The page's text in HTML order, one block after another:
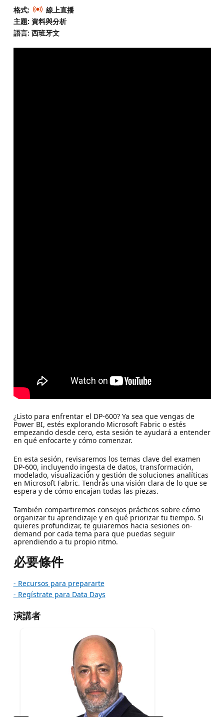
格式:
線上直播
主題: 資料與分析
語言: 西班牙文
¿Listo para enfrentar el DP-600? Ya sea que vengas de
Power BI, estés explorando Microsoft Fabric o estés
empezando desde cero, esta sesión te ayudará a entender
en qué enfocarte y cómo comenzar.
En esta sesión, revisaremos los temas clave del examen
DP-600, incluyendo ingesta de datos, transformación,
modelado, visualización y gestión de soluciones analíticas
en Microsoft Fabric. Tendrás una visión clara de lo que se
espera y de cómo encajan todas las piezas.
También compartiremos consejos prácticos sobre cómo
organizar tu aprendizaje y en qué priorizar tu tiempo. Si
quieres profundizar, te guiaremos hacia sesiones on-
demand por cada tema para que puedas seguir
aprendiendo a tu propio ritmo.
必要條件
- Recursos para prepararte
- Regístrate para Data Days
演講者